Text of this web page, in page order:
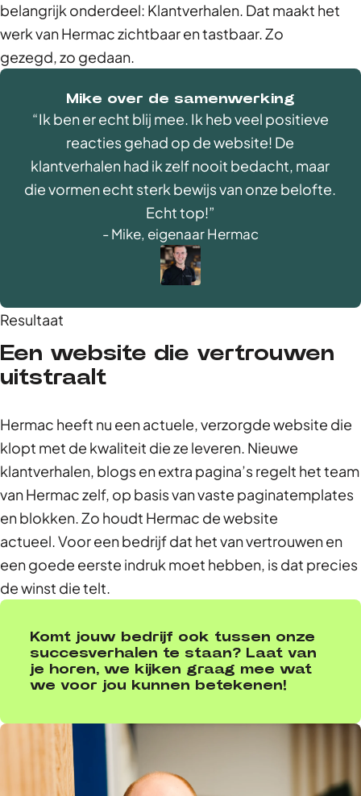
belangrijk onderdeel: Klantverhalen. Dat maakt het
werk van Hermac zichtbaar en tastbaar. Zo
gezegd, zo gedaan.
Mike over de samenwerking
Ik ben er echt blij mee. Ik heb veel positieve
reacties gehad op de website! De
klantverhalen had ik zelf nooit bedacht, maar
die vormen echt sterk bewijs van onze belofte.
Echt top!
Mike, eigenaar Hermac
Resultaat
Een website die vertrouwen
uitstraalt
Hermac heeft nu eenactuele,verzorgde website die
klopt met de kwaliteit die ze leveren. Nieuwe
klantverhalen, blogs enextra pagina’s regelt het team
vanHermaczelf, op basis van vaste paginatemplates
en blokken.Zo houdt Hermac de website
actueel.Voor een bedrijf dat het van vertrouwen en
een goede eerste indruk moet hebben, is dat precies
de winst die telt.
Komt jouw bedrijf ook tussen onze
succesverhalen te staan? Laat van
je horen, we kijken graag mee wat
we voor jou kunnen betekenen!